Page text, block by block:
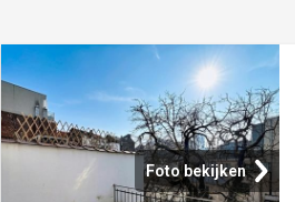
Foto bekijken